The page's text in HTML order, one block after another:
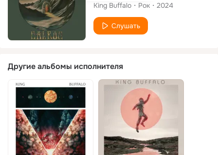
King Buffalo Рок 2024
Слушать
Другие альбомы исполнителя